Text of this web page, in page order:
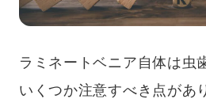
ラミネートベニア自体は虫
いくつか注意すべき点があ